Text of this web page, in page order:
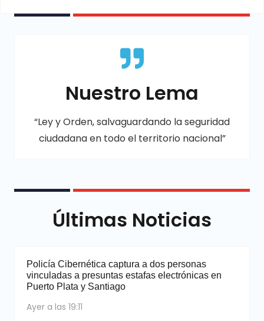
Nuestro Lema
“Ley y Orden, salvaguardando la seguridad
ciudadana en todo el territorio nacional”
Últimas Noticias
Policía Cibernética captura a dos personas
vinculadas a presuntas estafas electrónicas en
Puerto Plata y Santiago
Ayer a las 19:11